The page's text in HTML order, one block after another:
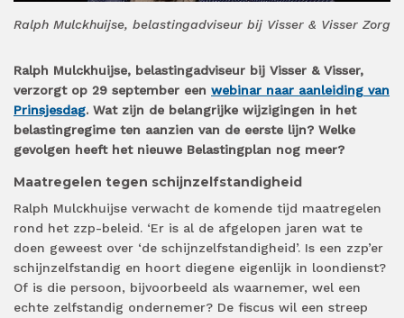
Ralph Mulckhuijse, belastingadviseur bij Visser & Visser Zorg
Ralph Mulckhuijse, belastingadviseur bij Visser & Visser,
verzorgt op 29 september een webinar naar aanleiding van
Prinsjesdag. Wat zijn de belangrijke wijzigingen in het
belastingregime ten aanzien van de eerste lijn? Welke
gevolgen heeft het nieuwe Belastingplan nog meer?
Maatregelen tegen schijnzelfstandigheid
Ralph Mulckhuijse verwacht de komende tijd maatregelen
rond het zzp-beleid. ‘Er is al de afgelopen jaren wat te
doen geweest over ‘de schijnzelfstandigheid’. Is een zzp’er
schijnzelfstandig en hoort diegene eigenlijk in loondienst?
Of is die persoon, bijvoorbeeld als waarnemer, wel een
echte zelfstandig ondernemer? De fiscus wil een streep